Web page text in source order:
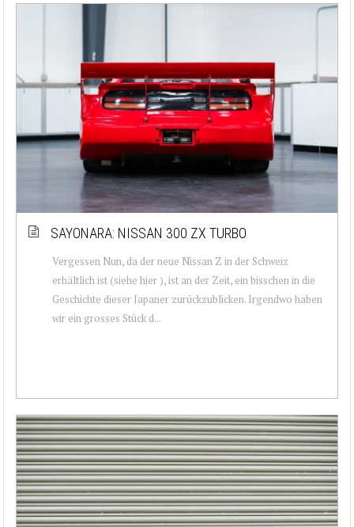
SAYONARA: NISSAN 300 ZX TURBO
Vergessen Nun, da der neue Nissan Z in der Schweiz
erhältlich ist (siehe hier ), ist an der Zeit, ein bisschen in die
Geschichte dieser Japaner zurückzublicken. Irgendwo haben
wir ein grosses Stück d...